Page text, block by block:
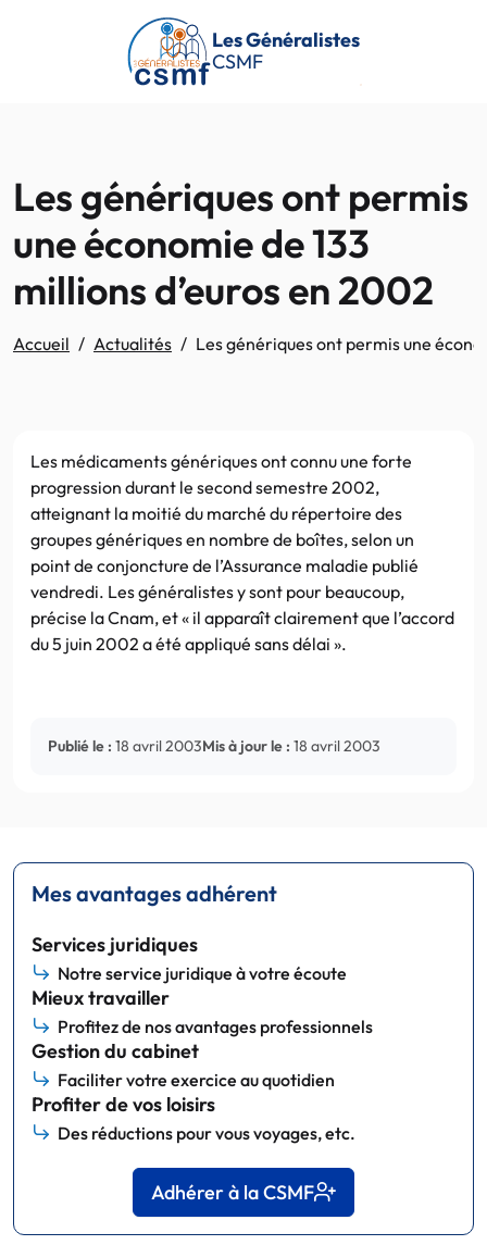
Passer au contenu principal
Les Généralistes
CSMF
Les génériques ont permis
une économie de 133
millions d’euros en 2002
Accueil Actualités Les génériques ont permis une
Les médicaments génériques ont connu une forte
progression durant le second semestre 2002,
atteignant la moitié du marché du répertoire des
groupes génériques en nombre de boîtes, selon un
point de conjoncture de l’Assurance maladie publié
vendredi. Les généralistes y sont pour beaucoup,
précise la Cnam, et « il apparaît clairement que l’accord
du 5 juin 2002 a été appliqué sans délai ».
Publié le : 18 avril 2003Mis à jour le : 18 avril 2003
Mes avantages adhérent
Services juridiques
Notre service juridique à votre écoute
Mieux travailler
Profitez de nos avantages professionnels
Gestion du cabinet
Faciliter votre exercice au quotidien
Profiter de vos loisirs
Des réductions pour vous voyages, etc.
Adhérer à la CSMF